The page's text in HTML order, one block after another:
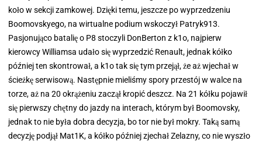
koło w sekcji zamkowej. Dzięki temu, jeszcze po wyprzedzeniu
Boomovskyego, na wirtualne podium wskoczył Patryk913.
Pasjonująco batalię o P8 stoczyli DonBerton z k1o, najpierw
kierowcy Williamsa udało się wyprzedzić Renault, jednak kółko
później ten skontrował, a k1o tak się tym przejął, że aż wjechał w
ścieżkę serwisową. Następnie mieliśmy spory przestój w walce na
torze, aż na 20 okrążeniu zaczął kropić deszcz. Na 21 kółku pojawił
się pierwszy chętny do jazdy na interach, którym był Boomovsky,
jednak to nie była dobra decyzja, bo tor nie był mokry. Taką samą
decyzję podjął Mat1K, a kółko później zjechał Zelazny, co nie wyszło